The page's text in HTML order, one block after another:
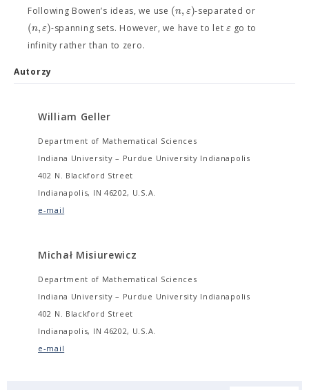
Following Bowen’s ideas, we use (n,ε)-separated or
(n,ε)-spanning sets. However, we have to let ε go to
infinity rather than to zero.
Autorzy
William Geller
Department of Mathematical Sciences
Indiana University – Purdue University Indianapolis
402 N. Blackford Street
Indianapolis, IN 46202, U.S.A.
e-mail
Michał Misiurewicz
Department of Mathematical Sciences
Indiana University – Purdue University Indianapolis
402 N. Blackford Street
Indianapolis, IN 46202, U.S.A.
e-mail